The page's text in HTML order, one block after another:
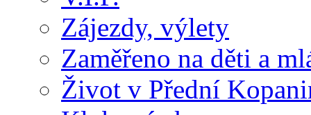
Zájezdy, výlety
Zaměřeno na děti a
Život v Přední